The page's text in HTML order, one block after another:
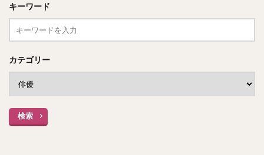
キーワード
カテゴリー
検索